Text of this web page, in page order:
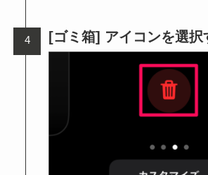
[ゴミ箱] アイコンを選択